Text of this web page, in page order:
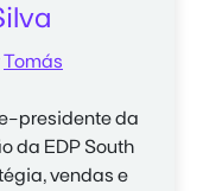
Tomás
presidente da
da EDP South
vendas e